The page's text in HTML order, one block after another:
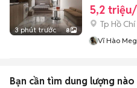
3 phút trước 8
5,2
Tp Hồ
Vĩ Hào
Bạn cần tìm dung lượng nào